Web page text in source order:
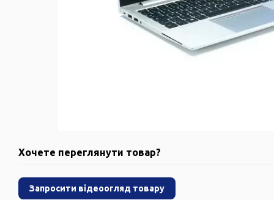
Хочете переглянути товар?
Запросити відеоогляд товару